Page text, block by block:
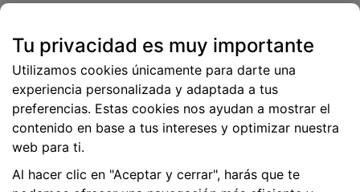
Más de 2 millones de descargas
Tu privacidad es muy importante
Utilizamos cookies únicamente para darte una
experiencia personalizada y adaptada a tus
preferencias. Estas cookies nos ayudan a mostrar el
contenido en base a tus intereses y optimizar nuestra
web para ti.
Al hacer clic en "Aceptar y cerrar", harás que te